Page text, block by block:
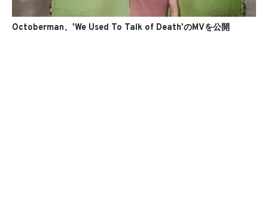
Octoberman、'We Used To Talk of Death'のMVを公開